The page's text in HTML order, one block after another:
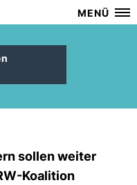
MENÜ
sollen weiter
Koalition